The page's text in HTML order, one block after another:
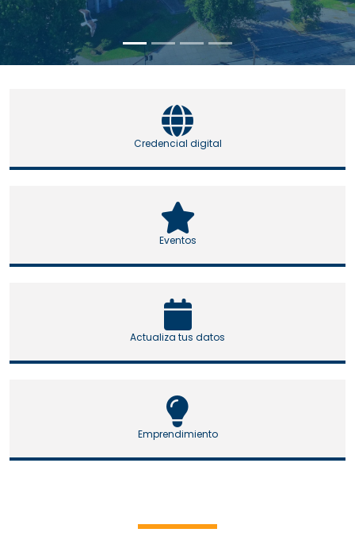
Credencial digital
Eventos
Actualiza tus datos
Emprendimiento